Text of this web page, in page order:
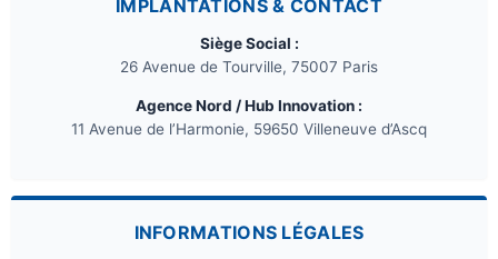
IMPLANTATIONS & CONTACT
Siège Social :
26 Avenue de Tourville, 75007 Paris
Agence Nord / Hub Innovation :
11 Avenue de l’Harmonie, 59650 Villeneuve d’Ascq
INFORMATIONS LÉGALES